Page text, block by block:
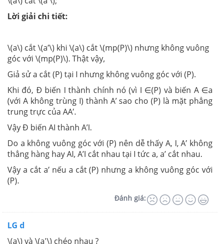
Lời giải chi tiết:
\(a\) cắt \(a’\) khi \(a\) cắt \(mp(P)\) nhưng không vuông
góc với \(mp(P)\). Thật vậy,
Giả sử a cắt (P) tại I nhưng không vuông góc với (P).
Khi đó, Đ biến I thành chính nó (vì I ∈(P) và biến A ∈a
(với A không trùng I) thành A’ sao cho (P) là mặt phẳng
trung trực của AA’.
Vậy Đ biến AI thành A’I.
Do a không vuông góc với (P) nên dễ thấy A, I, A’ không
thẳng hàng hay AI, A’I cắt nhau tại I tức a, a’ cắt nhau.
Vậy a cắt a’ nếu a cắt (P) nhưng a không vuông góc với
(P).
Đánh giá:
LG d
\(a\) và \(a'\) chéo nhau ?